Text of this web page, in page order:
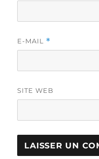
E-MAIL *
SITE WEB